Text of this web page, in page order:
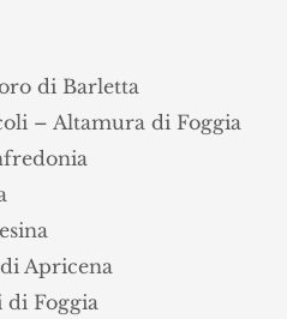
di Barletta
– Altamura di Foggia
Apricena
di Foggia